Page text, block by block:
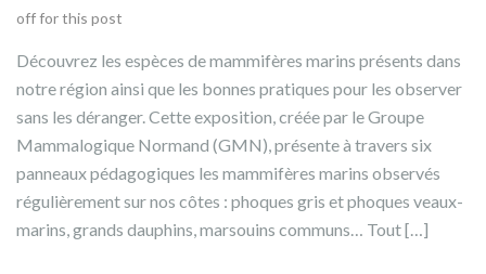
off for this post
Découvrez les espèces de mammifères marins présents dans
notre région ainsi que les bonnes pratiques pour les observer
sans les déranger. Cette exposition, créée par le Groupe
Mammalogique Normand (GMN), présente à travers six
panneaux pédagogiques les mammifères marins observés
régulièrement sur nos côtes : phoques gris et phoques veaux-
marins, grands dauphins, marsouins communs… Tout […]